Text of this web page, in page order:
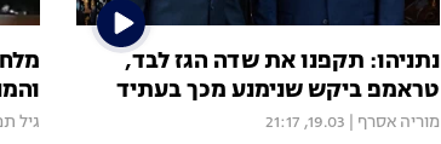
נתניהו: תקפנו את שדה הגז לבד,
טראמפ ביקש שנימנע מכך בעתיד
מוריה אסרף 19.03, 21:17 גיל